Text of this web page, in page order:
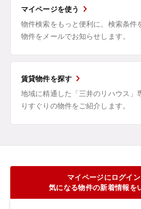
マイページを使う
物件検索をもっと便利に。検索条件
物件をメールでお知らせします。
賃貸物件を探す
地域に精通した「三井のリハウス」
りすぐりの物件をご紹介します。
マイページにログイン
気になる物件の新着情報を